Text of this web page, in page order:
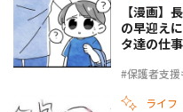
#保護者支援
【漫画】
の早迎え
タ達の仕
ライフ